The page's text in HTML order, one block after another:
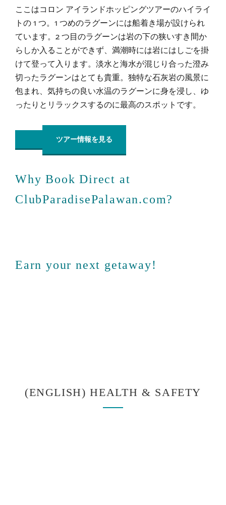
ここはコロン アイランドホッピングツアーのハイライ
トの 1 つ。1 つめのラグーンには船着き場が設けられ
ています。2 つ目のラグーンは岩の下の狭いすき間か
らしか入ることができず、満潮時には岩にはしごを掛
けて登って入ります。淡水と海水が混じり合った澄み
切ったラグーンはとても貴重。独特な石灰岩の風景に
包まれ、気持ちの良い水温のラグーンに身を浸し、ゆ
ったりとリラックスするのに最高のスポットです。
ツアー情報を見る
Why Book Direct at
ClubParadisePalawan.com?
Earn your next getaway!
(ENGLISH) HEALTH & SAFETY